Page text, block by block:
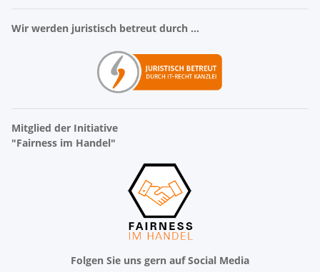
Wir werden juristisch betreut durch ...
Mitglied der Initiative
"Fairness im Handel"
Folgen Sie uns gern auf Social Media